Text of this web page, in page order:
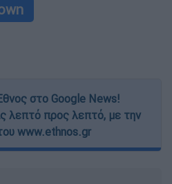
στο Google News!
λεπτό προς λεπτό, με την
www.ethnos.gr